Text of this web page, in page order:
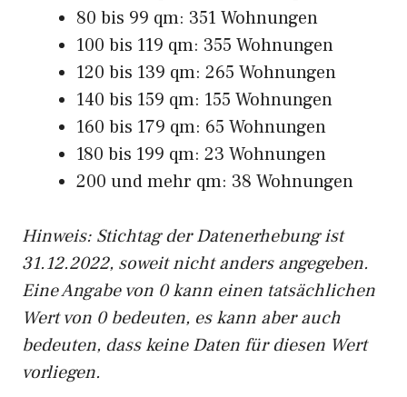
80 bis 99 qm: 351 Wohnungen
100 bis 119 qm: 355 Wohnungen
120 bis 139 qm: 265 Wohnungen
140 bis 159 qm: 155 Wohnungen
160 bis 179 qm: 65 Wohnungen
180 bis 199 qm: 23 Wohnungen
200 und mehr qm: 38 Wohnungen
Hinweis: Stichtag der Datenerhebung ist
31.12.2022, soweit nicht anders angegeben.
Eine Angabe von 0 kann einen tatsächlichen
Wert von 0 bedeuten, es kann aber auch
bedeuten, dass keine Daten für diesen Wert
vorliegen.